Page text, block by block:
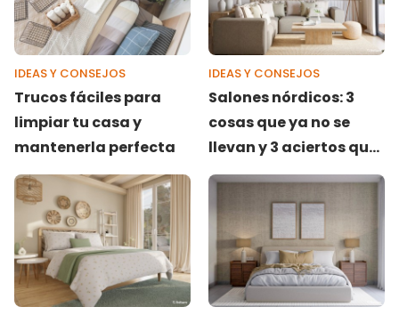
IDEAS Y CONSEJOS
Trucos fáciles para
limpiar tu casa y
mantenerla perfecta
IDEAS Y CONSEJOS
Salones nórdicos: 3
cosas que ya no se
llevan y 3 aciertos que
perduran